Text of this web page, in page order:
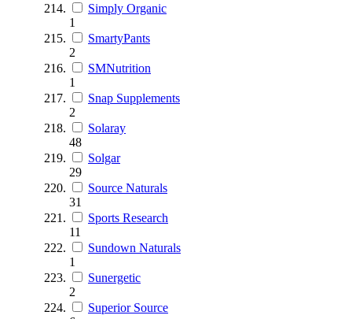
Simply Organic
1
SmartyPants
2
SMNutrition
1
Snap Supplements
2
Solaray
48
Solgar
29
Source Naturals
31
Sports Research
11
Sundown Naturals
1
Sunergetic
2
Superior Source